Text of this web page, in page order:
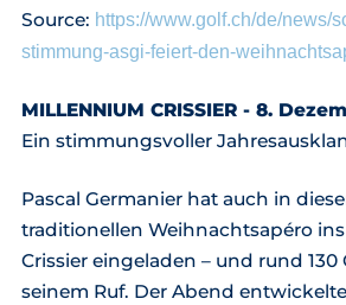
Source: https://www.golf.ch/de/news/
stimmung-asgi-feiert-den-
MILLENNIUM CRISSIER - 8.
Ein stimmungsvoller
Pascal Germanier hat auch in
traditionellen Weihnachtsapéro
Crissier eingeladen – und rund 130
seinem Ruf. Der Abend